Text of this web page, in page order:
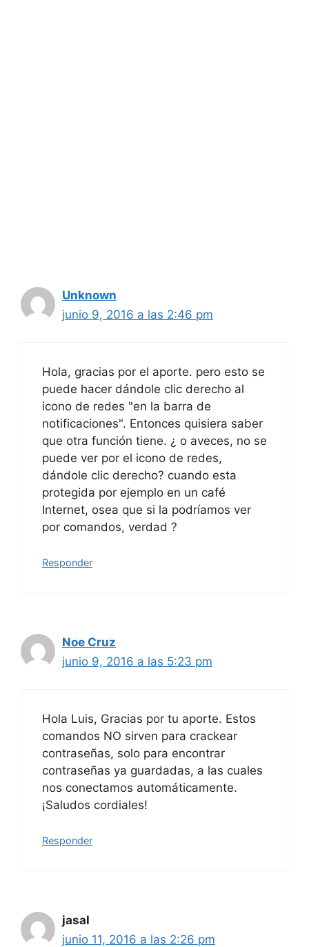
Unknown
junio 9, 2016 a las 2:46 pm
Hola, gracias por el aporte. pero esto se
puede hacer dándole clic derecho al
icono de redes "en la barra de
notificaciones". Entonces quisiera saber
que otra función tiene. ¿ o aveces, no se
puede ver por el icono de redes,
dándole clic derecho? cuando esta
protegida por ejemplo en un café
Internet, osea que si la podríamos ver
por comandos, verdad ?
Responder
Noe Cruz
junio 9, 2016 a las 5:23 pm
Hola Luis, Gracias por tu aporte. Estos
comandos NO sirven para crackear
contraseñas, solo para encontrar
contraseñas ya guardadas, a las cuales
nos conectamos automáticamente.
¡Saludos cordiales!
Responder
jasal
junio 11, 2016 a las 2:26 pm